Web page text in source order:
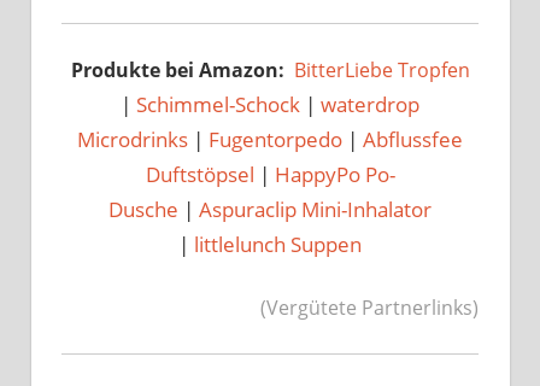
Produkte bei Amazon: BitterLiebe Tropfen
| Schimmel-Schock | waterdrop
Microdrinks | Fugentorpedo | Abflussfee
Duftstöpsel | HappyPo Po-
Dusche | Aspuraclip Mini-Inhalator
| littlelunch Suppen
(Vergütete Partnerlinks)